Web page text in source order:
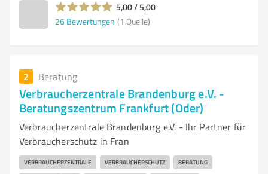
5,00 / 5,00
26 Bewertungen (1 Quelle)
2 Beratung
Verbraucherzentrale Brandenburg e.V. -
Beratungszentrum Frankfurt (Oder)
Verbraucherzentrale Brandenburg e.V. - Ihr Partner für
Verbraucherschutz in Fran
VERBRAUCHERZENTRALE VERBRAUCHERSCHUTZ BERATUNG